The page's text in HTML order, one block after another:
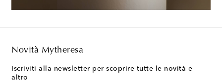
Novità Mytheresa
Iscriviti alla newsletter per scoprire tutte le novità e
altro